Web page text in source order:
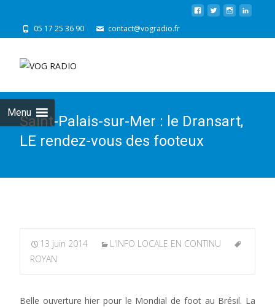
05 17 25 36 90 contact@vogradio.fr
Menu
Saint-Palais-sur-Mer : le Dransart,
LE rendez-vous des footeux
13 juin 2014
L'INFO LOCALE EN CONTINU
ROYAN
Belle ouverture hier pour le Mondial de foot au Brésil. La